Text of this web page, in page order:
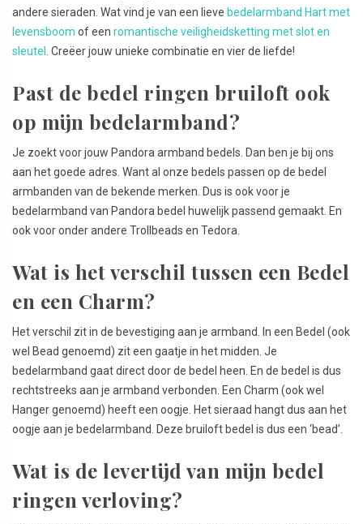
andere sieraden. Wat vind je van een lieve bedelarmband Hart met
levensboom of een romantische veiligheidsketting met slot en
sleutel
. Creëer jouw unieke combinatie en vier de liefde!
Past de bedel ringen bruiloft ook
op mijn bedelarmband?
Je zoekt voor jouw Pandora armband bedels. Dan ben je bij ons
aan het goede adres. Want al onze bedels passen op de bedel
armbanden van de bekende merken. Dus is ook voor je
bedelarmband van Pandora bedel huwelijk passend gemaakt. En
ook voor onder andere Trollbeads en Tedora.
Wat is het verschil tussen een Bedel
en een Charm?
Het verschil zit in de bevestiging aan je armband. In een Bedel (ook
wel Bead genoemd) zit een gaatje in het midden. Je
bedelarmband gaat direct door de bedel heen. En de bedel is dus
rechtstreeks aan je armband verbonden. Een Charm (ook wel
Hanger genoemd) heeft een oogje. Het sieraad hangt dus aan het
oogje aan je bedelarmband. Deze bruiloft bedel is dus een ‘bead’.
Wat is de levertijd van mijn bedel
ringen verloving?